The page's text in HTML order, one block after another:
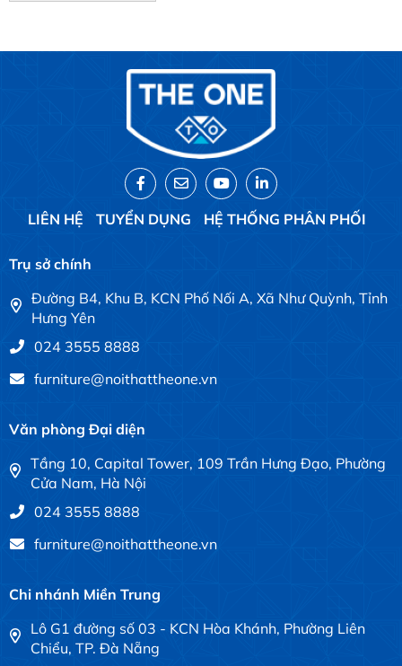
LIÊN HỆ TUYỂN DỤNG HỆ THỐNG PHÂN PHỐI
Trụ sở chính
Đường B4, Khu B, KCN Phố Nối A, Xã Như Quỳnh, Tỉnh
Hưng Yên
024 3555 8888
furniture@noithattheone.vn
Văn phòng Đại diện
Tầng 10, Capital Tower, 109 Trần Hưng Đạo, Phường
Cửa Nam, Hà Nội
024 3555 8888
furniture@noithattheone.vn
Chi nhánh Miền Trung
Lô G1 đường số 03 - KCN Hòa Khánh, Phường Liên
Chiểu, TP. Đà Nẵng